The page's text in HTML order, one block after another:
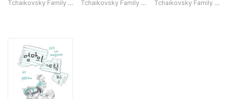
Tchaikovsky Family B
Tchaikovsky Family B
Tchaikovsky Family B